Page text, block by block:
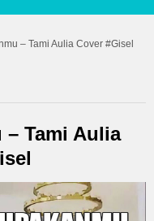
– Tami Aulia Cover #Gisel
– Tami Aulia